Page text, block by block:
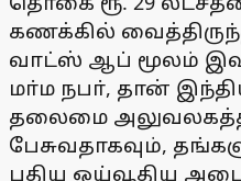
கணக்கில்
வாட்ஸ் ஆப் மூலம்
மா்ம நபா், தான்
தலைமை
பேசுவதாகவும்,
புதிய ஓய்வூதிய